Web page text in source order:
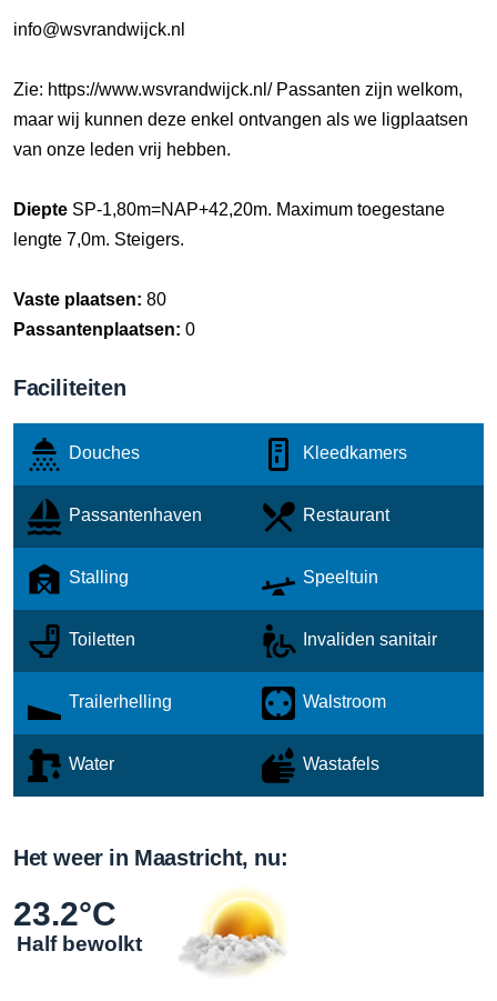
info@wsvrandwijck.nl
Zie: https://www.wsvrandwijck.nl/ Passanten zijn welkom,
maar wij kunnen deze enkel ontvangen als we ligplaatsen
van onze leden vrij hebben.
Diepte SP-1,80m=NAP+42,20m. Maximum toegestane
lengte 7,0m. Steigers.
Vaste plaatsen: 80
Passantenplaatsen: 0
Faciliteiten
Douches Kleedkamers
Passantenhaven Restaurant
Stalling Speeltuin
Toiletten Invaliden sanitair
Trailerhelling Walstroom
Water Wastafels
Het weer in Maastricht, nu:
23.2°C
Half bewolkt